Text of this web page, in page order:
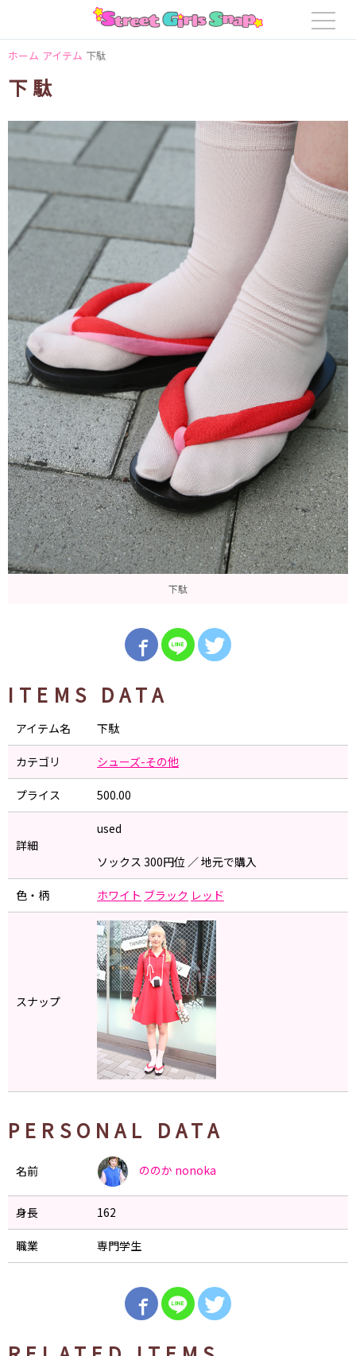
ホーム アイテム 下駄
下駄
下駄
ITEMS DATA
アイテム名 下駄
カテゴリ シューズ-その他
プライス 500.00
詳細
used
ソックス 300円位 ／ 地元で購入
色・柄 ホワイト ブラック レッド
スナップ
PERSONAL DATA
名前 ののか nonoka
身長 162
職業 専門学生